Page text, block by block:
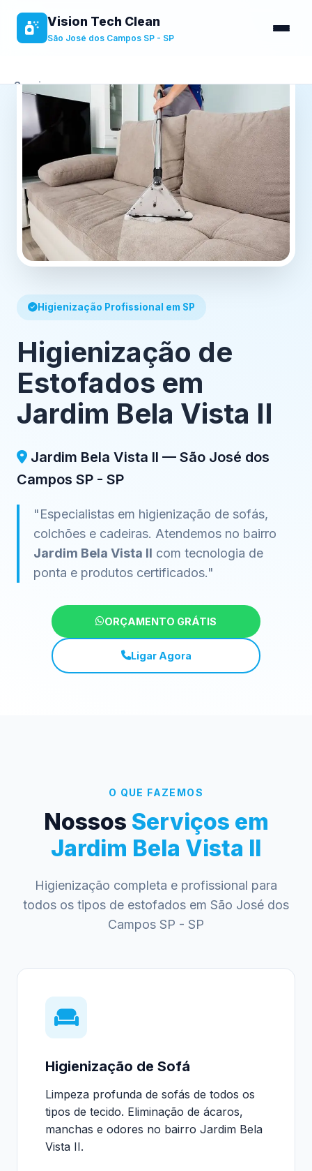
Vision Tech Clean
São José dos Campos SP - SP
Serviços
Sobre
Benefícios
Contato
Higienização Profissional em SP
Higienização de
Estofados em
Jardim Bela Vista II
Jardim Bela Vista II — São José dos
Campos SP - SP
"Especialistas em higienização de sofás,
colchões e cadeiras. Atendemos no bairro
Jardim Bela Vista II com tecnologia de
ponta e produtos certificados."
ORÇAMENTO GRÁTIS
Ligar Agora
O QUE FAZEMOS
Nossos Serviços em
Jardim Bela Vista II
Higienização completa e profissional para
todos os tipos de estofados em São José dos
Campos SP - SP
Higienização de Sofá
Limpeza profunda de sofás de todos os
tipos de tecido. Eliminação de ácaros,
manchas e odores no bairro Jardim Bela
Vista II.